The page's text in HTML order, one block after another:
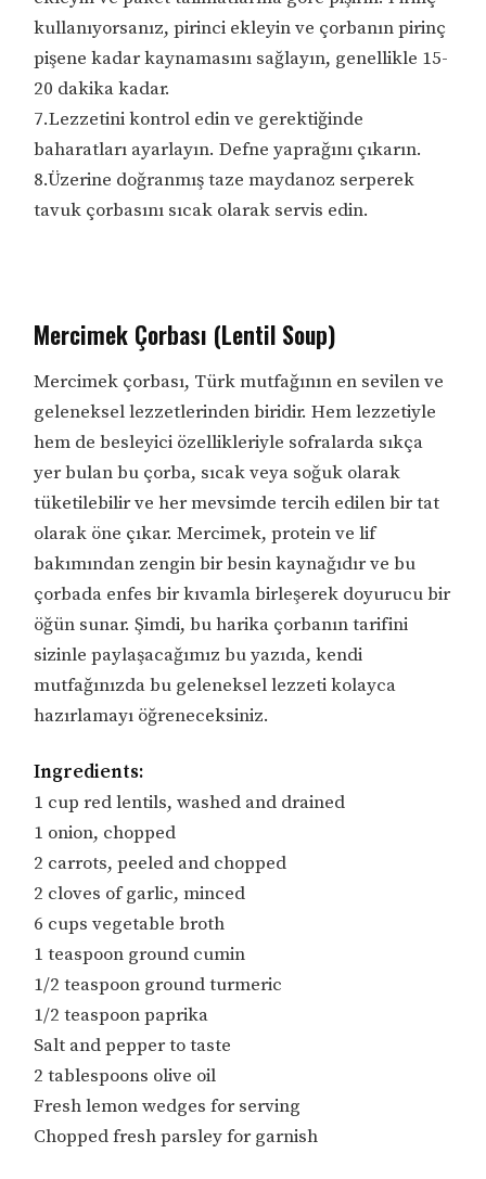
kullanıyorsanız, pirinci ekleyin ve çorbanın pirinç
pişene kadar kaynamasını sağlayın, genellikle 15-
20 dakika kadar.
7.Lezzetini kontrol edin ve gerektiğinde
baharatları ayarlayın. Defne yaprağını çıkarın.
8.Üzerine doğranmış taze maydanoz serperek
tavuk çorbasını sıcak olarak servis edin.
Mercimek Çorbası (Lentil Soup)
Mercimek çorbası, Türk mutfağının en sevilen ve
geleneksel lezzetlerinden biridir. Hem lezzetiyle
hem de besleyici özellikleriyle sofralarda sıkça
yer bulan bu çorba, sıcak veya soğuk olarak
tüketilebilir ve her mevsimde tercih edilen bir tat
olarak öne çıkar. Mercimek, protein ve lif
bakımından zengin bir besin kaynağıdır ve bu
çorbada enfes bir kıvamla birleşerek doyurucu bir
öğün sunar. Şimdi, bu harika çorbanın tarifini
sizinle paylaşacağımız bu yazıda, kendi
mutfağınızda bu geleneksel lezzeti kolayca
hazırlamayı öğreneceksiniz.
Ingredients:
1 cup red lentils, washed and drained
1 onion, chopped
2 carrots, peeled and chopped
2 cloves of garlic, minced
6 cups vegetable broth
1 teaspoon ground cumin
1/2 teaspoon ground turmeric
1/2 teaspoon paprika
Salt and pepper to taste
2 tablespoons olive oil
Fresh lemon wedges for serving
Chopped fresh parsley for garnish